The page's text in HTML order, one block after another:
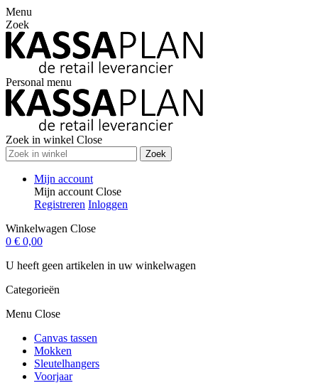
Menu
Zoek
Personal menu
Zoek in winkel Close
Zoek
Mijn account
Mijn account Close
Registreren Inloggen
Winkelwagen Close
0 € 0,00
U heeft geen artikelen in uw winkelwagen
Categorieën
Menu Close
Canvas tassen
Mokken
Sleutelhangers
Voorjaar